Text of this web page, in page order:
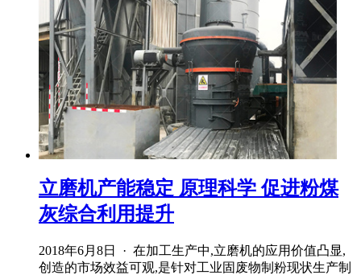
立磨机产能稳定 原理科学 促进粉煤
灰综合利用提升
2018年6月8日 · 在加工生产中,立磨机的应用价值凸显,
创造的市场效益可观,是针对工业固废物制粉现状生产制